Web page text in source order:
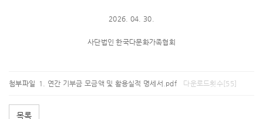
2026. 04. 30.
사단법인 한국다문화가족협회
첨부파일 연간 기부금 모금액 및 활용실적 명세서.pdf 다운로드횟수[55]
목록